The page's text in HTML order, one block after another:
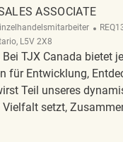
ASSOCIATE
ReqId
L5V 2X8
TJX Canada bietet
für Entwicklung,
Teil unseres
setzt,